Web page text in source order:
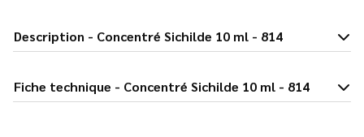
Description - Concentré Sichilde 10 ml - 814
Fiche technique - Concentré Sichilde 10 ml - 814